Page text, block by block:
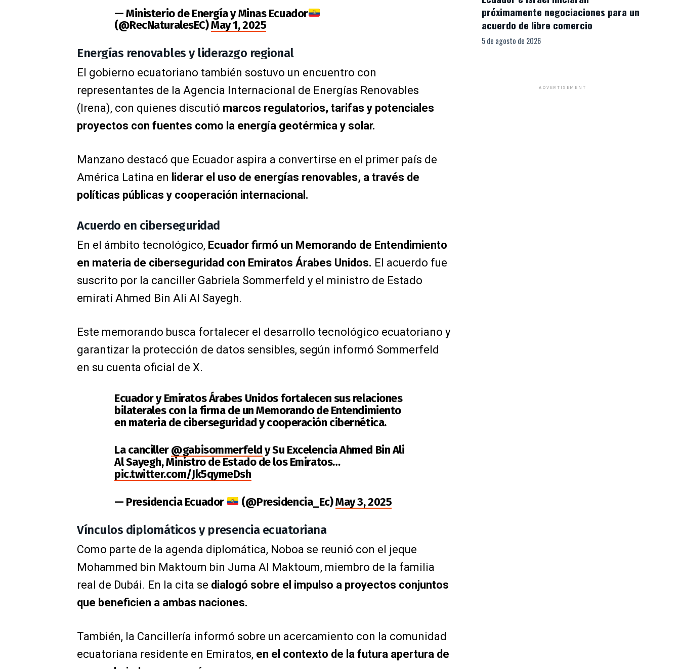
— Ministerio de Energía y Minas Ecuador
(@RecNaturalesEC)May 1, 2025
Energías renovables y liderazgo regional
El gobierno ecuatoriano también sostuvo un encuentro con
representantes de la Agencia Internacional de Energías Renovables
(Irena), con quienes discutió marcos regulatorios, tarifas y potenciales
proyectos con fuentes como la energía geotérmica y solar.
Manzano destacó que Ecuador aspira a convertirse en el primer país de
América Latina en liderar el uso de energías renovables, a través de
políticas públicas y cooperación internacional.
Acuerdo en ciberseguridad
En el ámbito tecnológico, Ecuador firmó un Memorando de Entendimiento
en materia de ciberseguridad con Emiratos Árabes Unidos. El acuerdo fue
suscrito por la canciller Gabriela Sommerfeld y el ministro de Estado
emiratí Ahmed Bin Ali Al Sayegh.
Este memorando busca fortalecer el desarrollo tecnológico ecuatoriano y
garantizar la protección de datos sensibles, según informó Sommerfeld
en su cuenta oficial de X.
Ecuador y Emiratos Árabes Unidos fortalecen sus relaciones
bilaterales con la firma de un Memorando de Entendimiento
en materia de ciberseguridad y cooperación cibernética.
La canciller@gabisommerfeldy Su Excelencia Ahmed Bin Ali
Al Sayegh, Ministro de Estado de los Emiratos…
pic.twitter.com/Jk5qymeDsh
— Presidencia Ecuador (@Presidencia_Ec)May 3, 2025
Vínculos diplomáticos y presencia ecuatoriana
Como parte de la agenda diplomática, Noboa se reunió con el jeque
Mohammed bin Maktoum bin Juma Al Maktoum, miembro de la familia
real de Dubái. En la cita se dialogó sobre el impulso a proyectos conjuntos
que beneficien a ambas naciones.
También, la Cancillería informó sobre un acercamiento con la comunidad
ecuatoriana residente en Emiratos, en el contexto de la futura apertura de
próximamente negociaciones para un
acuerdo de libre comercio
5 de agosto de 2026
ADVERTISEMENT